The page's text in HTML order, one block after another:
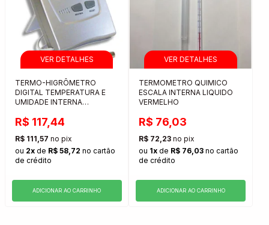
TERMO-HIGRÔMETRO
DIGITAL TEMPERATURA E
UMIDADE INTERNA
R$ 117,44
R$ 111,57 no pix
ou 2x de R$ 58,72 no cartão
de crédito
ADICIONAR AO CARRINHO
TERMOMETRO QUIMICO
ESCALA INTERNA LIQUIDO
VERMELHO
R$ 76,03
R$ 72,23 no pix
ou 1x de R$ 76,03 no cartão
de crédito
ADICIONAR AO CARRINHO